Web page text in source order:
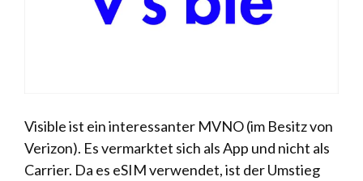
Visible ist ein interessanter MVNO (im Besitz von
Verizon). Es vermarktet sich als App und nicht als
Carrier. Da es eSIM verwendet, ist der Umstieg